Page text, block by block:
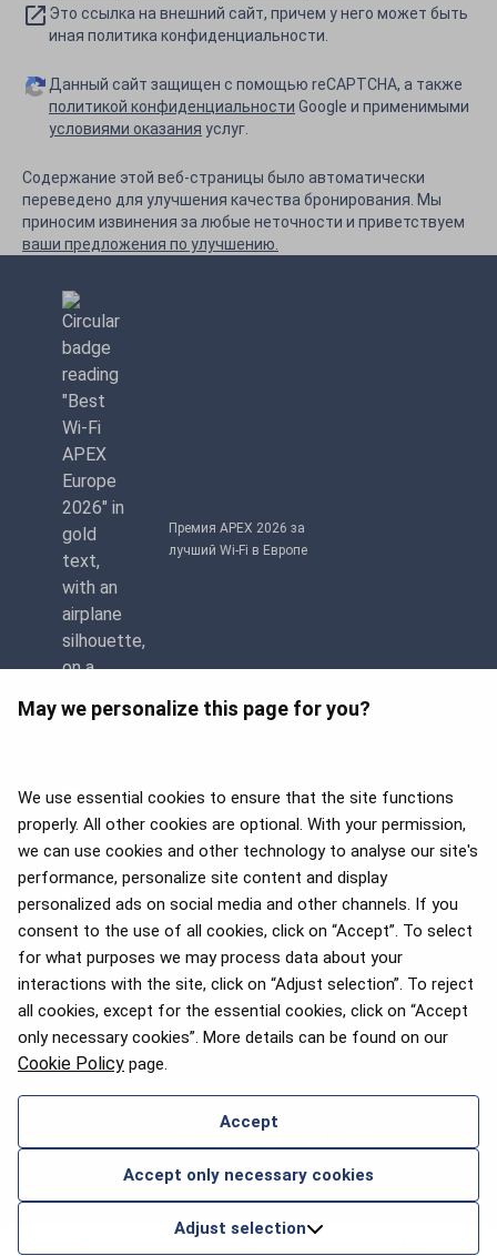
May we personalize this page for you?
We use essential cookies to ensure that the site functions
properly. All other cookies are optional. With your permission,
we can use cookies and other technology to analyse our site's
performance, personalize site content and display
personalized ads on social media and other channels. If you
consent to the use of all cookies, click on “Accept”. To select
for what purposes we may process data about your
interactions with the site, click on “Adjust selection”. To reject
all cookies, except for the essential cookies, click on “Accept
only necessary cookies”. More details can be found on our
Cookie Policy page.
Accept
Accept only necessary cookies
Adjust selection
Это ссылка на внешний сайт, причем у него может быть
иная политика конфиденциальности.
Данный сайт защищен с помощью reCAPTCHA, а также
политикой конфиденциальности Google и применимыми
условиями оказания услуг.
Содержание этой веб-страницы было автоматически
переведено для улучшения качества бронирования. Мы
приносим извинения за любые неточности и приветствуем
ваши предложения по улучшению.
Премия APEX 2026 за
лучший Wi-Fi в Европе
APEX 2026 Five Star Major
Airline Award
Премия Flyers' Choice 2025
2026 © airBaltic. Все права защищены.
СВЯЖИТЕСЬ С НАМИ